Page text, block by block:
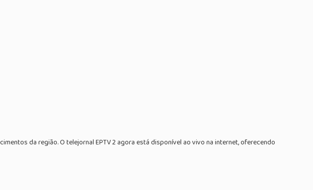
da região. O telejornal EPTV 2 agora está disponível ao vivo na internet, oferecendo